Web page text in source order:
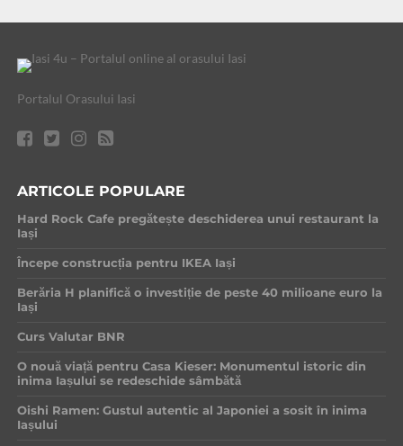
Portalul Orasului Iasi
ARTICOLE POPULARE
Hard Rock Cafe pregătește deschiderea unui restaurant la
Iași
Începe construcția pentru IKEA Iași
Berăria H planifică o investiție de peste 40 milioane euro la
Iași
Curs Valutar BNR
O nouă viață pentru Casa Kieser: Monumentul istoric din
inima Iașului se redeschide sâmbătă
Oishi Ramen: Gustul autentic al Japoniei a sosit în inima
Iașului